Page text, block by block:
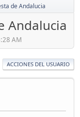
de Andalucia
Andalucia
AM
ACCIONES DEL USUARIO